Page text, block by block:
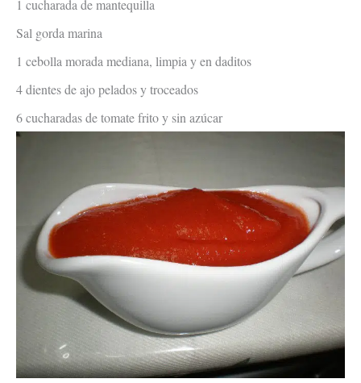
1 cucharada de mantequilla
Sal gorda marina
1 cebolla morada mediana, limpia y en daditos
4 dientes de ajo pelados y troceados
6 cucharadas de tomate frito y sin azúcar